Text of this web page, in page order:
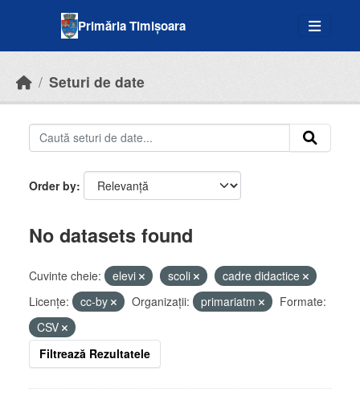
Primăria Timișoara
Seturi de date
Order by
No datasets found
Cuvinte cheie: elevi scoli
cadre didactice
Licenţe:
cc-by Organizații: primariatm
Formate:
CSV
Filtrează Rezultatele